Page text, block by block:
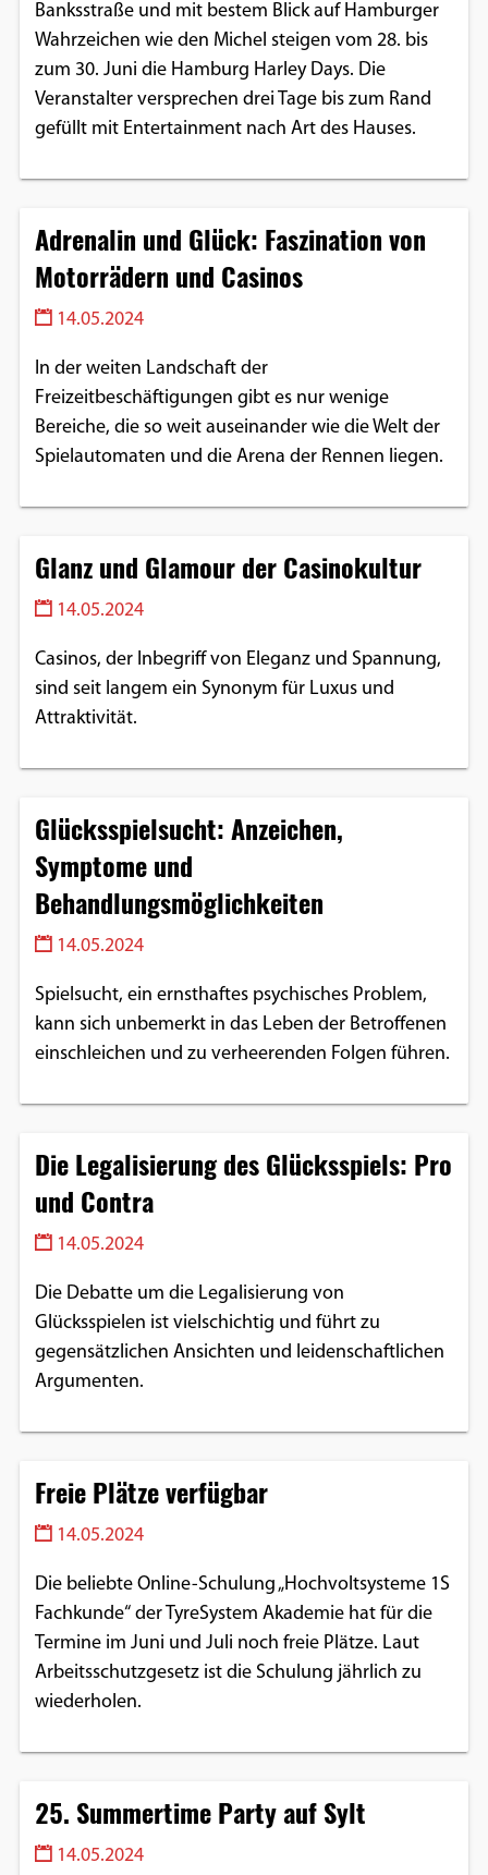
Banksstraße und mit bestem Blick auf Hamburger
Wahrzeichen wie den Michel steigen vom 28. bis
zum 30. Juni die Hamburg Harley Days. Die
Veranstalter versprechen drei Tage bis zum Rand
gefüllt mit Entertainment nach Art des Hauses.
Adrenalin und Glück: Faszination von
Motorrädern und Casinos
14.05.2024
In der weiten Landschaft der
Freizeitbeschäftigungen gibt es nur wenige
Bereiche, die so weit auseinander wie die Welt der
Spielautomaten und die Arena der Rennen liegen.
Glanz und Glamour der Casinokultur
14.05.2024
Casinos, der Inbegriff von Eleganz und Spannung,
sind seit langem ein Synonym für Luxus und
Attraktivität.
Glücksspielsucht: Anzeichen,
Symptome und
Behandlungsmöglichkeiten
14.05.2024
Spielsucht, ein ernsthaftes psychisches Problem,
kann sich unbemerkt in das Leben der Betroffenen
einschleichen und zu verheerenden Folgen führen.
Die Legalisierung des Glücksspiels: Pro
und Contra
14.05.2024
Die Debatte um die Legalisierung von
Glücksspielen ist vielschichtig und führt zu
gegensätzlichen Ansichten und leidenschaftlichen
Argumenten.
Freie Plätze verfügbar
14.05.2024
Die beliebte Online-Schulung „Hochvoltsysteme 1S
Fachkunde“ der TyreSystem Akademie hat für die
Termine im Juni und Juli noch freie Plätze. Laut
Arbeitsschutzgesetz ist die Schulung jährlich zu
wiederholen.
25. Summertime Party auf Sylt
14.05.2024